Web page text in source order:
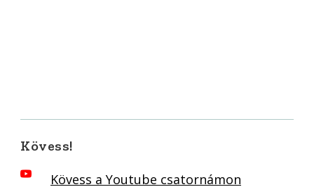
Kövess!
Kövess a Youtube csatornámon